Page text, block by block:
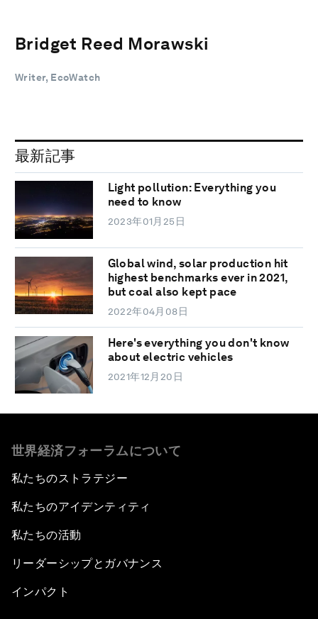
Bridget Reed Morawski
Writer, EcoWatch
最新記事
Light pollution: Everything you
need to know
2023年01月25日
Global wind, solar production hit
highest benchmarks ever in 2021,
but coal also kept pace
2022年04月08日
Here's everything you don't know
about electric vehicles
2021年12月20日
世界経済フォーラムについて
私たちのストラテジー
私たちのアイデンティティ
私たちの活動
リーダーシップとガバナンス
インパクト